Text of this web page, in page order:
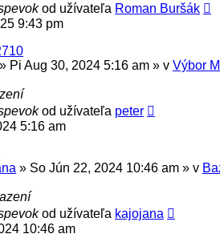
od užívateľa Roman Buršák
9:43 pm
» Pi Aug 30, 2024 5:16 am » v Výbor
od užívateľa peter
5:16 am
» So Jún 22, 2024 10:46 am » v
od užívateľa kajojana
10:46 am